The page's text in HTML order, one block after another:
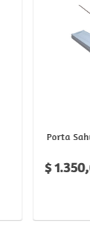
Porta
$